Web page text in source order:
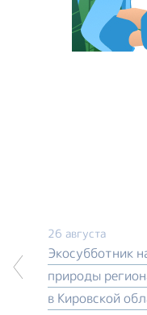
26 августа
Экосубботник
природы
в Кировской